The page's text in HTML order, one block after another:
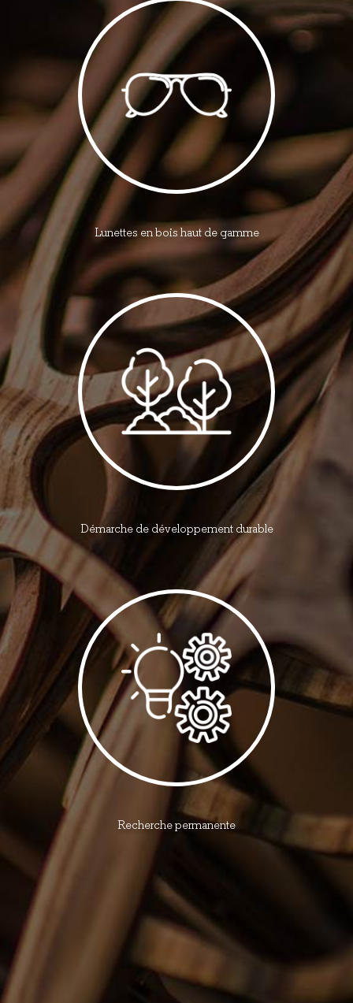
Lunettes en bois haut de gamme
Démarche de développement durable
Recherche permanente